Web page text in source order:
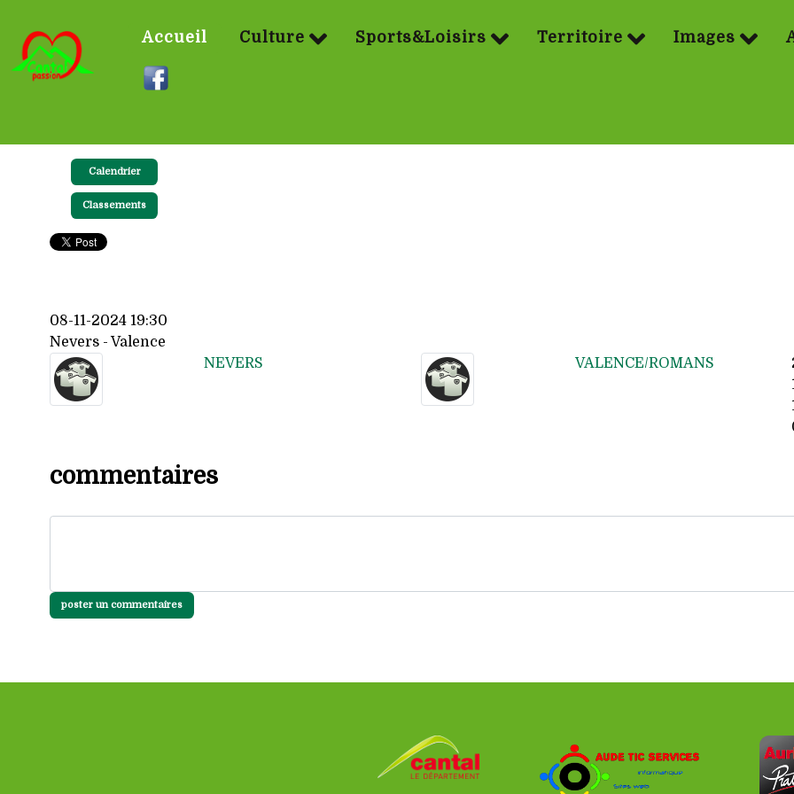
Accueil Culture Sports&Loisirs Territoire Images
Calendrier
Classements
08-11-2024 19:30
Nevers - Valence
NEVERS
VALENCE/ROMANS
commentaires
poster un commentaires